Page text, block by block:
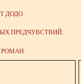
ДОДО
ПРЕДЧУВСТВИЙ.